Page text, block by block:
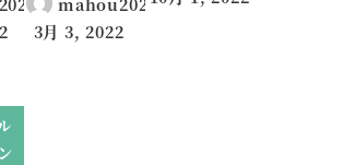
投稿日
3月 3, 2022
投稿日